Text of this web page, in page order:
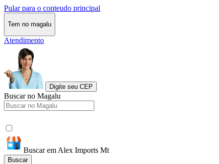
Pular para o conteudo principal
Tem no magalu
Atendimento
Digite seu CEP
Buscar no Magalu
Buscar em Alex Imports Mt
Buscar